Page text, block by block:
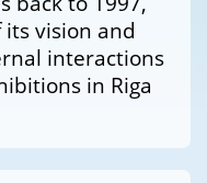
vision and
interactions
in Riga